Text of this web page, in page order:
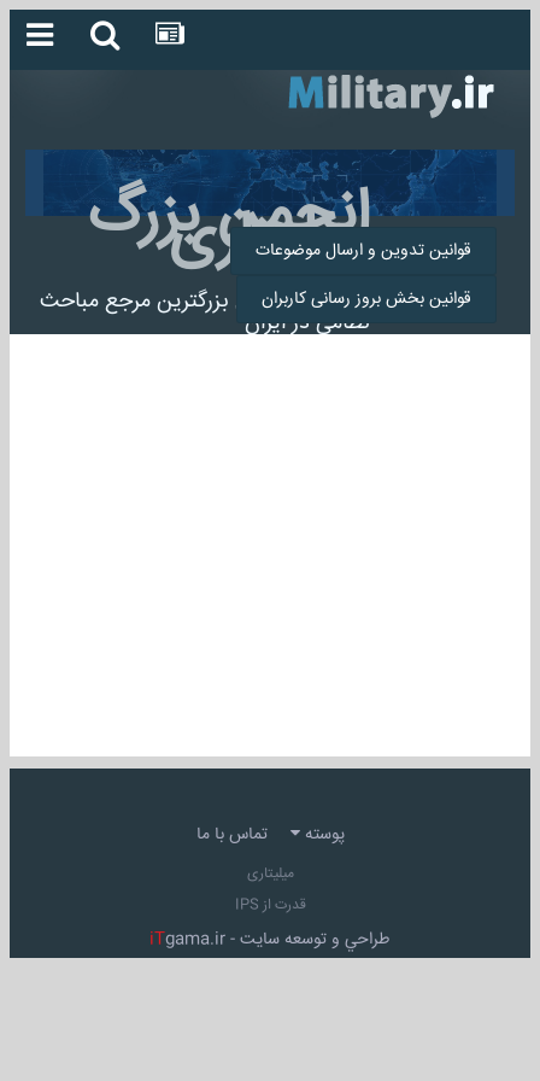
انجمن بزرگ
میلیتاری
انجمن میلیتاری بزرگترین مرجع مباحث
نظامی در ایران
قوانین تدوین و ارسال موضوعات
قوانین بخش بروز رسانی کاربران
پوسته تماس با ما
میلیتاری
قدرت از IPS
طراحي و توسعه سايت - iTgama.ir